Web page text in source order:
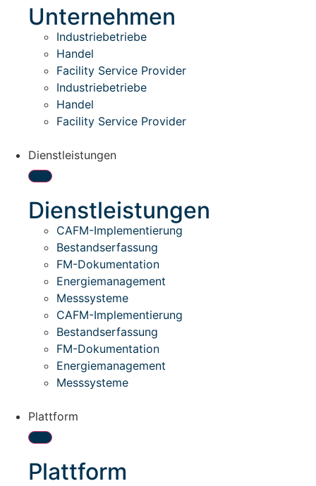
Unternehmen
Industriebetriebe
Handel
Facility Service Provider
Industriebetriebe
Handel
Facility Service Provider
Dienstleistungen
Dienstleistungen
CAFM-Implementierung
Bestandserfassung
FM-Dokumentation
Energiemanagement
Messsysteme
CAFM-Implementierung
Bestandserfassung
FM-Dokumentation
Energiemanagement
Messsysteme
Plattform
Plattform